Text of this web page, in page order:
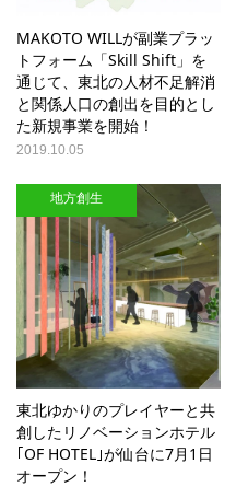
MAKOTO WILLが副業プラッ
トフォーム「Skill Shift」を
通じて、東北の人材不足解消
と関係人口の創出を目的とし
た新規事業を開始！
2019.10.05
地方創生
東北ゆかりのプレイヤーと共
創したリノベーションホテル
｢OF HOTEL｣が仙台に7月1日
オープン！